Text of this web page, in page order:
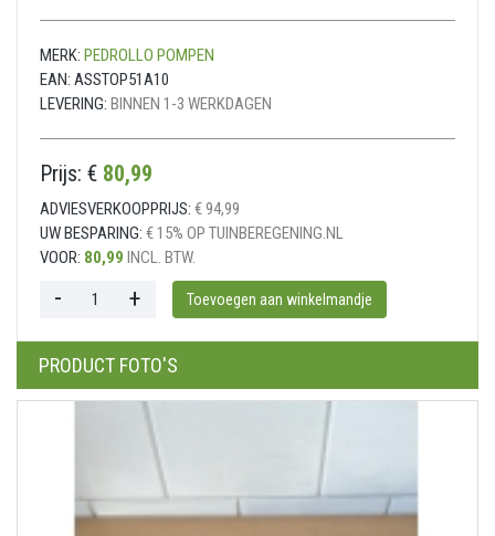
MERK: PEDROLLO POMPEN
EAN: ASSTOP51A10
LEVERING: BINNEN 1-3 WERKDAGEN
Prijs: € 80,99
ADVIESVERKOOPPRIJS: € 94,99
UW BESPARING: € 15% OP TUINBEREGENING.NL
VOOR: 80,99 INCL. BTW.
PRODUCT FOTO'S